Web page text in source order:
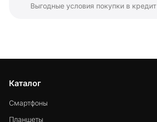
Выгодные условия покупки в кредит
Каталог
Смартфоны
Планшеты